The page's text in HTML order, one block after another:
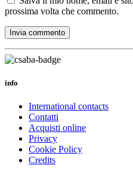
prossima volta che commento.
info
International contacts
Contatti
Acquisti online
Privacy
Cookie Policy
Credits